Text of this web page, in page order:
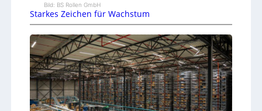
Bild: BS Rollen GmbH
Starkes Zeichen für Wachstum